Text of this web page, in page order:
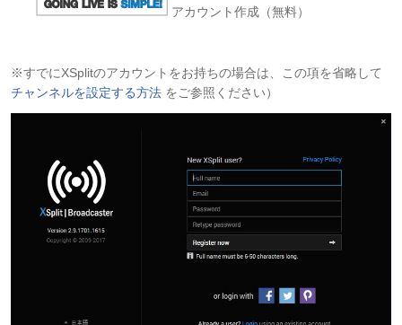
アカウント作成（無料）
※すでにXSplitのアカウントをお持ちの場合は、この項を省略して
チャンネルを設定する方法 をご参照ください）